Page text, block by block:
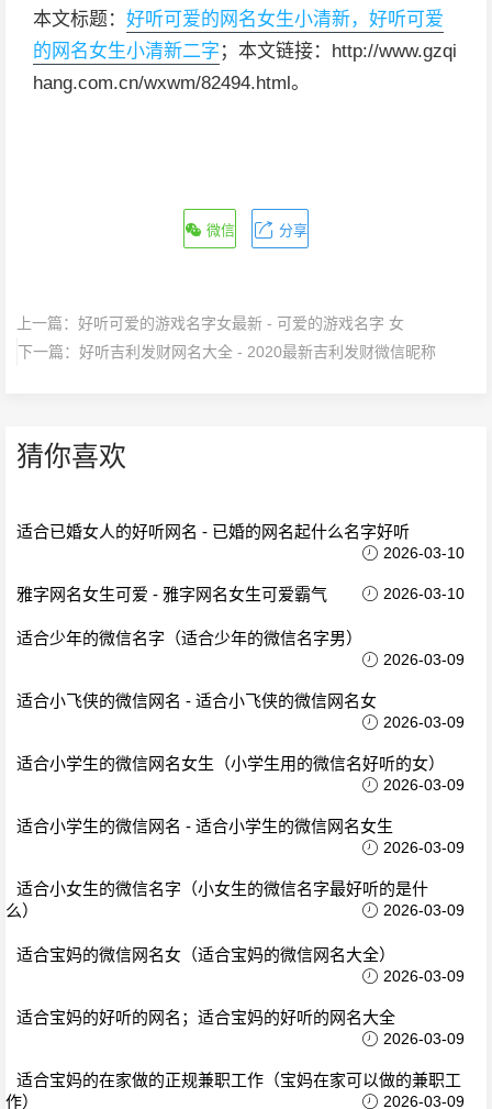
本文标题： 好听可爱的网名女生小清新，好听可爱
的网名女生小清新二字 ；本文链接：http://www.gzqi
hang.com.cn/wxwm/82494.html。
微信 分享
上一篇： 好听可爱的游戏名字女最新 - 可爱的游戏名字 女
下一篇： 好听吉利发财网名大全 - 2020最新吉利发财微信昵称
猜你喜欢
适合已婚女人的好听网名 - 已婚的网名起什么名字好听
2026-03-10
雅字网名女生可爱 - 雅字网名女生可爱霸气 2026-03-10
适合少年的微信名字（适合少年的微信名字男）
2026-03-09
适合小飞侠的微信网名 - 适合小飞侠的微信网名女
2026-03-09
适合小学生的微信网名女生（小学生用的微信名好听的女）
2026-03-09
适合小学生的微信网名 - 适合小学生的微信网名女生
2026-03-09
适合小女生的微信名字（小女生的微信名字最好听的是什
么）
2026-03-09
适合宝妈的微信网名女（适合宝妈的微信网名大全）
2026-03-09
适合宝妈的好听的网名；适合宝妈的好听的网名大全
2026-03-09
适合宝妈的在家做的正规兼职工作（宝妈在家可以做的兼职工
作）
2026-03-09